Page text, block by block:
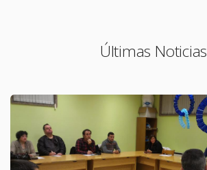
Últimas Noticias